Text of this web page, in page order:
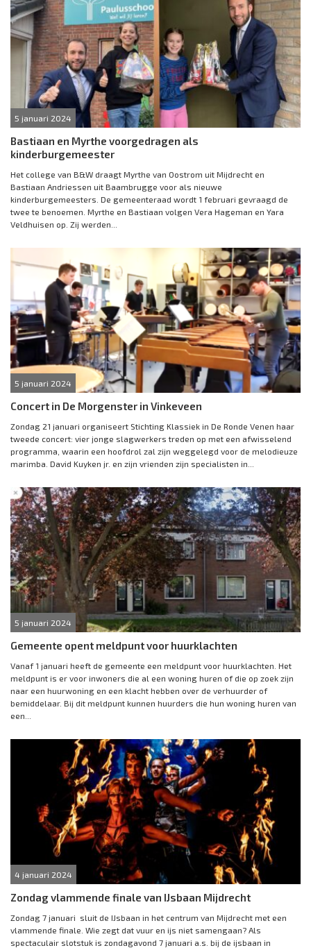
5 januari 2024
Bastiaan en Myrthe voorgedragen als
kinderburgemeester
Het college van B&W draagt Myrthe van Oostrom uit Mijdrecht en
Bastiaan Andriessen uit Baambrugge voor als nieuwe
kinderburgemeesters. De gemeenteraad wordt 1 februari gevraagd de
twee te benoemen. Myrthe en Bastiaan volgen Vera Hageman en Yara
Veldhuisen op. Zij werden...
5 januari 2024
Concert in De Morgenster in Vinkeveen
Zondag 21 januari organiseert Stichting Klassiek in De Ronde Venen haar
tweede concert: vier jonge slagwerkers treden op met een afwisselend
programma, waarin een hoofdrol zal zijn weggelegd voor de melodieuze
marimba. David Kuyken jr. en zijn vrienden zijn specialisten in...
5 januari 2024
Gemeente opent meldpunt voor huurklachten
Vanaf 1 januari heeft de gemeente een meldpunt voor huurklachten. Het
meldpunt is er voor inwoners die al een woning huren of die op zoek zijn
naar een huurwoning en een klacht hebben over de verhuurder of
bemiddelaar. Bij dit meldpunt kunnen huurders die hun woning huren van
een...
4 januari 2024
Zondag vlammende finale van IJsbaan Mijdrecht
Zondag 7 januari sluit de IJsbaan in het centrum van Mijdrecht met een
vlammende finale. Wie zegt dat vuur en ijs niet samengaan? Als
spectaculair slotstuk is zondagavond 7 januari a.s. bij de ijsbaan in